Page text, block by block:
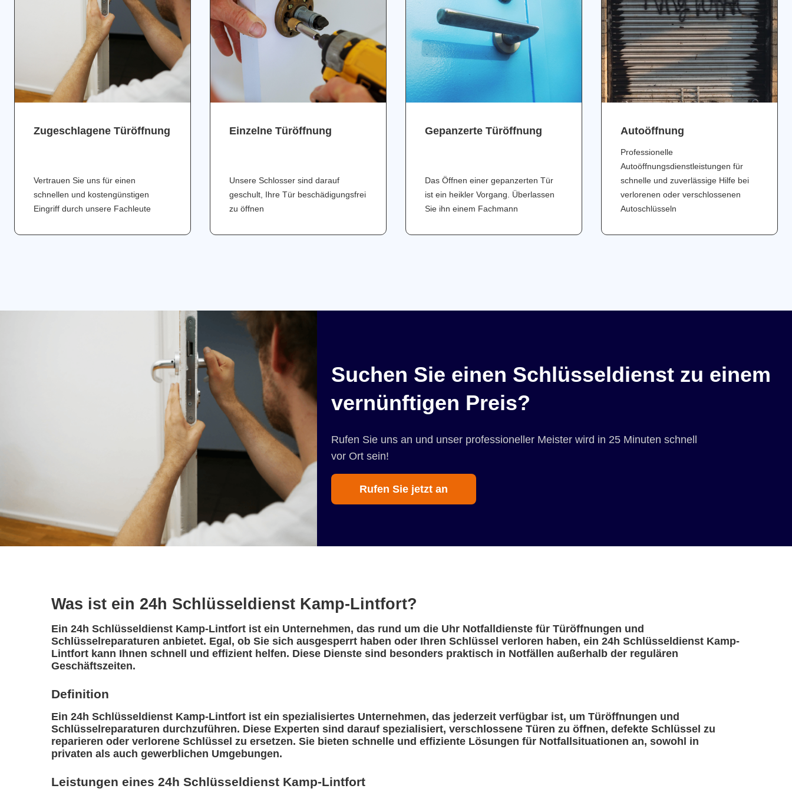
Zugeschlagene Türöffnung
Vertrauen Sie uns für einen
schnellen und kostengünstigen
Eingriff durch unsere Fachleute
Einzelne Türöffnung
Unsere Schlosser sind darauf
geschult, Ihre Tür beschädigungsfrei
zu öffnen
Gepanzerte Türöffnung
Das Öffnen einer gepanzerten Tür
ist ein heikler Vorgang. Überlassen
Sie ihn einem Fachmann
Аutoöffnung
Professionelle
Autoöffnungsdienstleistungen für
schnelle und zuverlässige Hilfe bei
verlorenen oder verschlossenen
Autoschlüsseln
Suchen Sie einen Schlüsseldienst zu einem
vernünftigen Preis?
Rufen Sie uns an und unser professioneller Meister wird in 25 Minuten schnell
vor Ort sein!
Rufen Sie jetzt an
Was ist ein 24h Schlüsseldienst Kamp-Lintfort?
Ein 24h Schlüsseldienst Kamp-Lintfort ist ein Unternehmen, das rund um die Uhr Notfalldienste für Türöffnungen und
Schlüsselreparaturen anbietet. Egal, ob Sie sich ausgesperrt haben oder Ihren Schlüssel verloren haben, ein 24h Schlüsseldienst Kamp-
Lintfort kann Ihnen schnell und effizient helfen. Diese Dienste sind besonders praktisch in Notfällen außerhalb der regulären
Geschäftszeiten.
Definition
Ein 24h Schlüsseldienst Kamp-Lintfort ist ein spezialisiertes Unternehmen, das jederzeit verfügbar ist, um Türöffnungen und
Schlüsselreparaturen durchzuführen. Diese Experten sind darauf spezialisiert, verschlossene Türen zu öffnen, defekte Schlüssel zu
reparieren oder verlorene Schlüssel zu ersetzen. Sie bieten schnelle und effiziente Lösungen für Notfallsituationen an, sowohl in
privaten als auch gewerblichen Umgebungen.
Leistungen eines 24h Schlüsseldienst Kamp-Lintfort